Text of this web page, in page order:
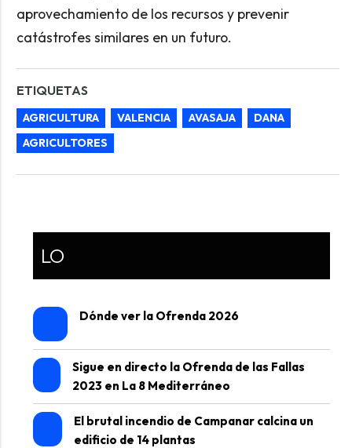
aprovechamiento de los recursos y prevenir
catástrofes similares en un futuro.
ETIQUETAS
AGRICULTURA VALENCIA AVASAJA
DANA
AGRICULTORES
LO
Dónde ver la Ofrenda 2026
Sigue en directo la Ofrenda de las Fallas
2023 en La 8 Mediterráneo
El brutal incendio de Campanar calcina un
edificio de 14 plantas